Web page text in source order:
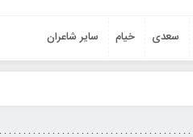
سعدی خیام سایر شاعران